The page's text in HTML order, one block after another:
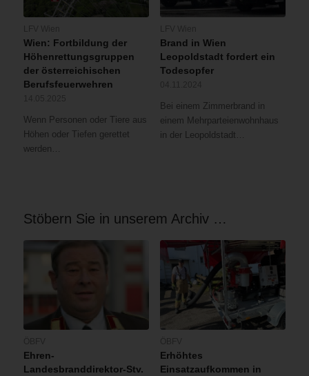
Wien: Fortbildung der
Höhenrettungsgruppen
der österreichischen
Berufsfeuerwehren
Wenn Personen oder Tiere aus
Höhen oder Tiefen gerettet
werden…
Brand in Wien
Leopoldstadt fordert ein
Todesopfer
Bei einem Zimmerbrand in
einem Mehrparteienwohnhaus
in der Leopoldstadt…
Stöbern Sie in unserem Archiv …
Ehren-
Landesbranddirektor-Stv.
Erhöhtes
Einsatzaufkommen in